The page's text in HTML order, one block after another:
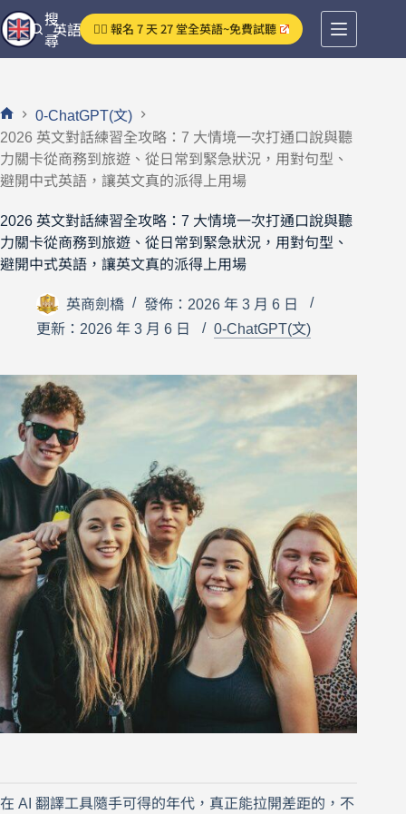
跳
至
主
容
英語分享論壇
搜
尋
👉🏻 報名 7 天 27 堂全英語~免費試聽
首
頁
0-ChatGPT(文)
2026 英文對話練習全攻略：7 大情境一次打通口說與聽
力關卡從商務到旅遊、從日常到緊急狀況，用對句型、
避開中式英語，讓英文真的派得上用場
2026 英文對話練習全攻略：7 大情境一次打通口說與聽
力關卡從商務到旅遊、從日常到緊急狀況，用對句型、
避開中式英語，讓英文真的派得上用場
英商劍橋
發佈：2026 年 3 月 6 日
更新：2026 年 3 月 6 日
0-ChatGPT(文)
在 AI 翻譯工具隨手可得的年代，真正能拉開差距的，不